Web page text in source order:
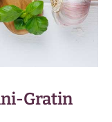
Gratin